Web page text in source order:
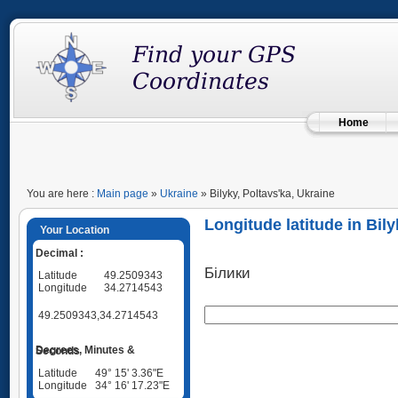
Home
You are here : Main page » Ukraine » Bilyky, Poltavs'ka, Ukraine
Your Location
Decimal :
Latitude
49.2509343
Longitude
34.2714543
49.2509343,34.2714543
Degrees, Minutes & Seconds
Latitude
49° 15' 3.36"E
Longitude
34° 16' 17.23"E
Longitude latitude in
Білики